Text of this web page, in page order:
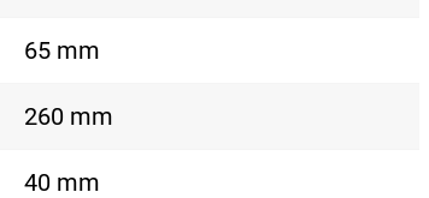
65 mm
260 mm
40 mm